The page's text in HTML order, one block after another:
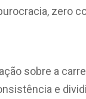
zero
sobre a
e